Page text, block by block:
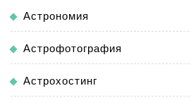
Астрономия
Астрофотография
Астрохостинг